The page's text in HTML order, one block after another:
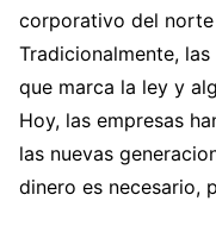
corporativo del
Tradicionalmente,
que marca la ley y
Hoy, las empresas
las nuevas
dinero es necesario,